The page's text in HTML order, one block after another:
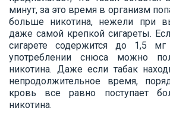
минут, за это время в организм
больше никотина, нежели при
даже самой крепкой сигареты.
сигарете содержится до 1,5
употреблении снюса можно
никотина. Даже если табак
непродолжительное время,
кровь все равно поступает
никотина.